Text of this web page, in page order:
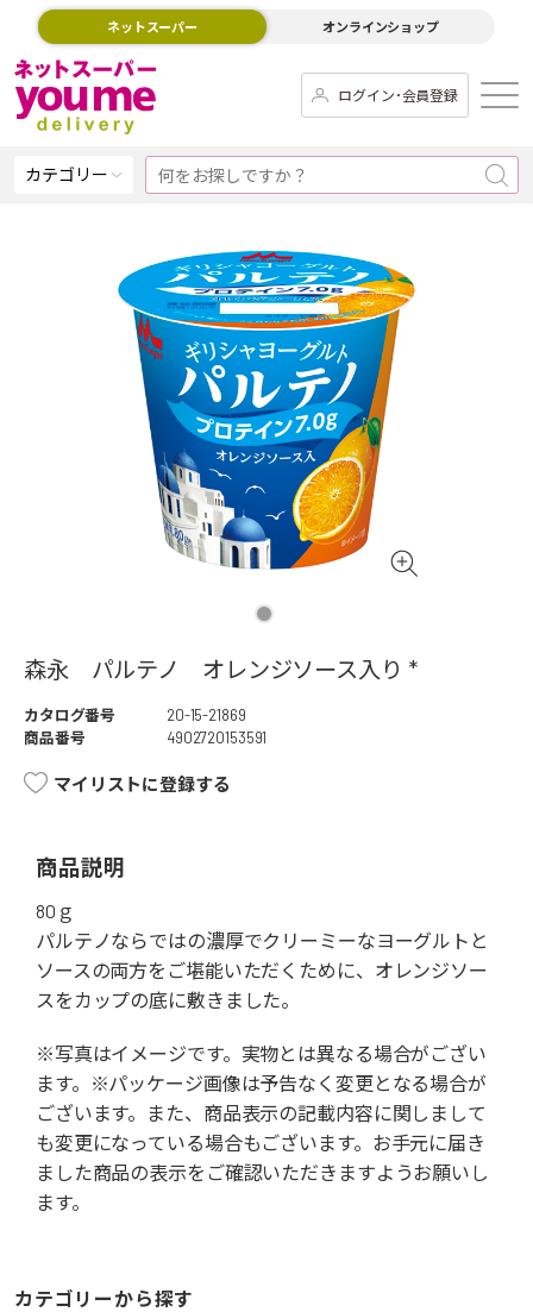
ネットスーパー オンラインショップ
ログイン･会員登録
カテゴリー
森永 パルテノ オレンジソース入り *
カタログ番号
20-15-21869
商品番号
4902720153591
マイリストに登録する
商品説明
80ｇ
パルテノならではの濃厚でクリーミーなヨーグルトと
ソースの両方をご堪能いただくために、オレンジソー
スをカップの底に敷きました。
※写真はイメージです。実物とは異なる場合がござい
ます。※パッケージ画像は予告なく変更となる場合が
ございます。また、商品表示の記載内容に関しまして
も変更になっている場合もございます。お手元に届き
ました商品の表示をご確認いただきますようお願いし
ます。
カテゴリーから探す